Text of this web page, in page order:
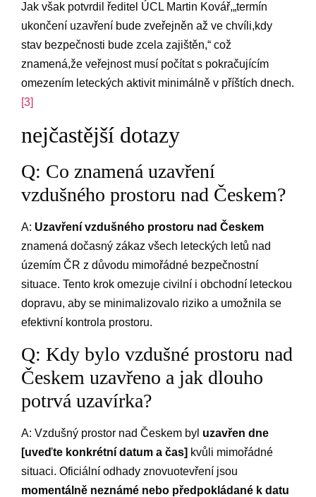
⁣Jak však potvrdil ⁤ředitel ‍ÚCL Martin Kovář,„termín
ukončení⁣ uzavření bude zveřejněn až ve chvíli,kdy
stav ⁢bezpečnosti bude zcela zajištěn,“ ‍což
znamená,že veřejnost⁤ musí počítat s pokračujícím
omezením‍ leteckých‍ aktivit minimálně v příštích dnech.
[3]
nejčastější​ dotazy
Q: Co znamená⁢ uzavření
vzdušného prostoru ⁤nad Českem?
A:⁣ Uzavření ‌vzdušného prostoru nad Českem
znamená dočasný⁣ zákaz všech leteckých letů nad
územím ČR‌ z důvodu​ mimořádné bezpečnostní⁢
situace. Tento krok​ omezuje civilní i ‍obchodní⁣ leteckou
⁢dopravu, aby⁢ se​ minimalizovalo riziko a umožnila se
efektivní kontrola prostoru.
Q: Kdy bylo vzdušné prostoru nad‌
Českem uzavřeno a jak dlouho
⁤potrvá uzavírka?
A: Vzdušný ​prostor nad⁣ Českem byl uzavřen dne ‍
[uveďte konkrétní datum a čas] kvůli mimořádné⁣
situaci.‍ Oficiální odhady znovuotevření jsou ​
momentálně neznámé nebo předpokládané⁤ k⁢ datu